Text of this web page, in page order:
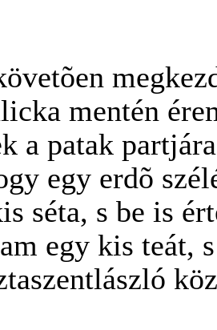
mentén
a patak
egy erdõ
séta, s be is
egy kis teát,